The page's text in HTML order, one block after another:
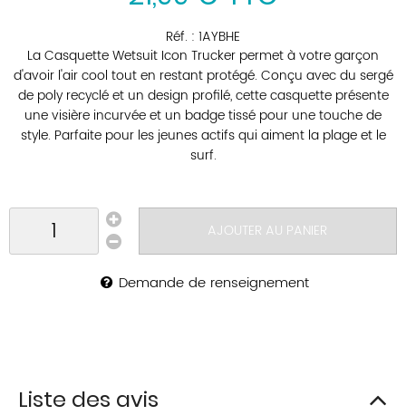
Réf. : 1AYBHE
La Casquette Wetsuit Icon Trucker permet à votre garçon
d'avoir l'air cool tout en restant protégé. Conçu avec du sergé
de poly recyclé et un design profilé, cette casquette présente
une visière incurvée et un badge tissé pour une touche de
style. Parfaite pour les jeunes actifs qui aiment la plage et le
surf.
AJOUTER AU PANIER
Demande de renseignement
Liste des avis